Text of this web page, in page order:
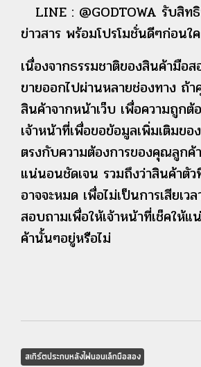
LINE : @GODTOWA รับสิท
ข่าวสาร พร้อมโปรโมชั่นดีๆก่อนใ
เนื่องจากธรรมชาติของสินค้ามือ
ขายออกไปผ่านหลายช่องทาง ถ้
สินค้าจากหน้าเว็บ เพื่อความถูก
เจ้าหน้าที่เพื่อขอข้อมูลเพิ่มเติมข
ตรงกับความต้องการของคุณลูกค้
แน่นอนชัดเจน รวมถึงว่าสินค้าตั
อาจจะหมด เพื่อไม่เป็นการเสียเว
สอบถามเพื่อให้เจ้าหน้าที่เช็คให้
ค้านั้นๆอยู่หรือไม่
สเกิร์ตประกบหลังไฟนอนเล็กมือสอง